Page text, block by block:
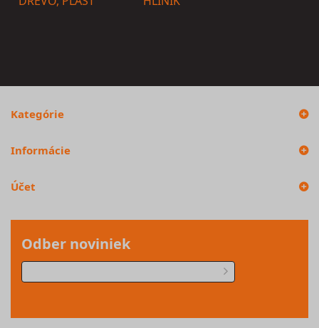
Kategórie
Informácie
Účet
Odber noviniek